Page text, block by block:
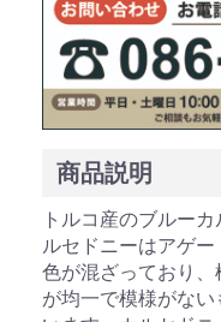
商品説明
トルコ産のブルー
ルセドニーはアゲ
色が混ざっており
が均一で模様がな